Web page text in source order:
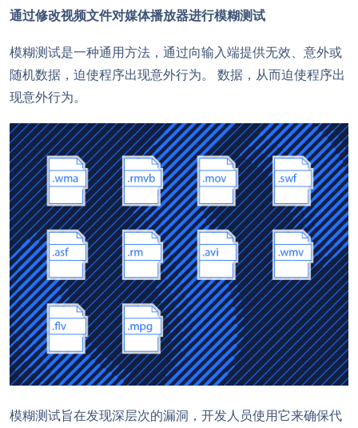
通过修改视频文件对媒体播放器进行模糊测试
模糊测试是一种通用方法，通过向输入端提供无效、意外或
随机数据，迫使程序出现意外行为。 数据，从而迫使程序出
现意外行为。
模糊测试旨在发现深层次的漏洞，开发人员使用它来确保代